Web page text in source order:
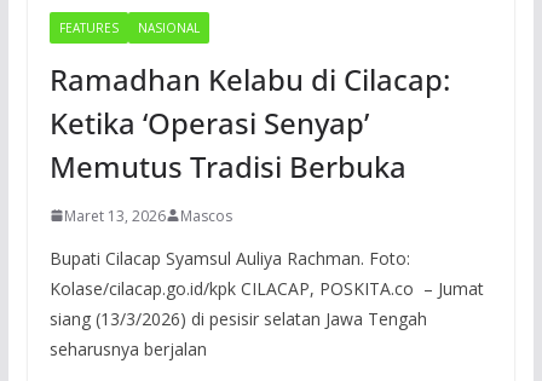
FEATURES NASIONAL
Ramadhan Kelabu di Cilacap:
Ketika ‘Operasi Senyap’
Memutus Tradisi Berbuka
Maret 13, 2026 Mascos
Bupati Cilacap Syamsul Auliya Rachman. Foto:
Kolase/cilacap.go.id/kpk CILACAP, POSKITA.co – Jumat
siang (13/3/2026) di pesisir selatan Jawa Tengah
seharusnya berjalan